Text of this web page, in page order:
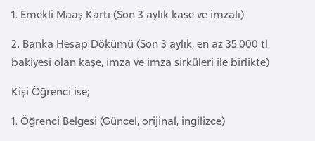
1. Emekli Maaş Kartı (Son 3 aylık kaşe ve imzalı)
2. Banka Hesap Dökümü (Son 3 aylık, en az 35.000 tl
bakiyesi olan kaşe, imza ve imza sirküleri ile birlikte)
Kişi Öğrenci ise;
1. Öğrenci Belgesi (Güncel, orijinal, ingilizce)
n
n
B
s